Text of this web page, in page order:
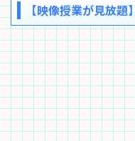
【映像授業が見放